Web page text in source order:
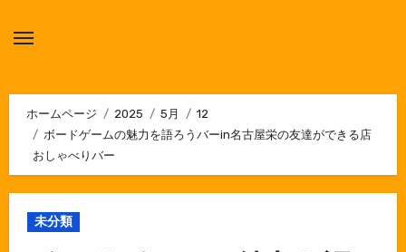
ホームページ 2025 5月
12
ボードゲームの魅力を語ろうバーin名古屋栄の友達ができる店
おしゃべりバー
未分類